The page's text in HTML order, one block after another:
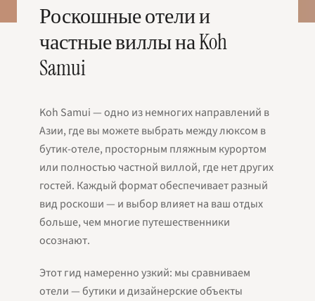
Роскошные отели и
частные виллы на Koh
Samui
Koh Samui — одно из немногих направлений в
Азии, где вы можете выбрать между люксом в
бутик-отеле, просторным пляжным курортом
или полностью частной виллой, где нет других
гостей. Каждый формат обеспечивает разный
вид роскоши — и выбор влияет на ваш отдых
больше, чем многие путешественники
осознают.
Этот гид намеренно узкий: мы сравниваем
отели— бутики и дизайнерские объекты